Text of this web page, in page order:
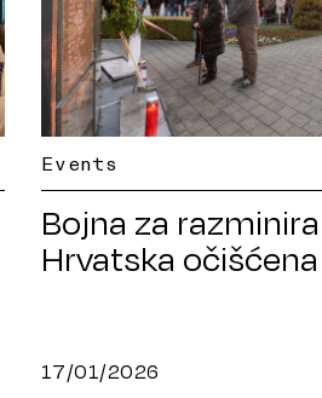
Events
Bojna za
Hrvatska
17/01/2026